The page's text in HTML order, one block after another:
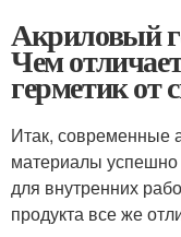
Акриловый
Чем
герметик от
Итак, современные
материалы
для внутренних
продукта все же